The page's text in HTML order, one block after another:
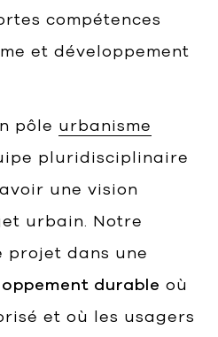
compétences
et développement
pôle urbanisme
pluridisciplinaire
une vision
urbain. Notre
projet dans une
durable où
et où les usagers